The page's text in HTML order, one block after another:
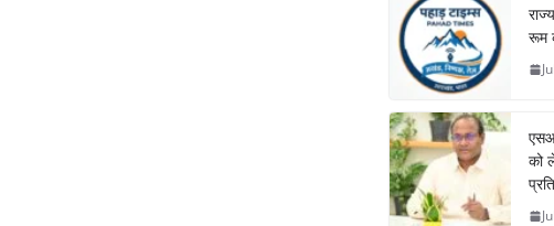
रूम
को